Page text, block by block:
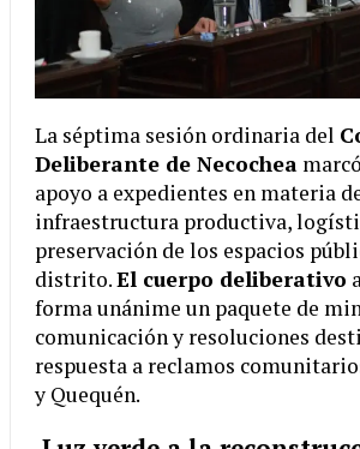
La séptima sesión ordinaria del
Deliberante de Necochea
apoyo a expedientes en materia
infraestructura productiva,
preservación de los espacios
distrito.El cuerpo deliberativo
forma unánime un paquete de
comunicación y resoluciones
respuesta a reclamos
y Quequén.